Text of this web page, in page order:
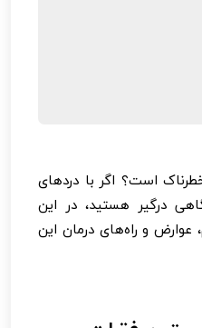
است؟ اگر با دردهای
درگیر هستید، در این
عوارض و راه‌های درمان این